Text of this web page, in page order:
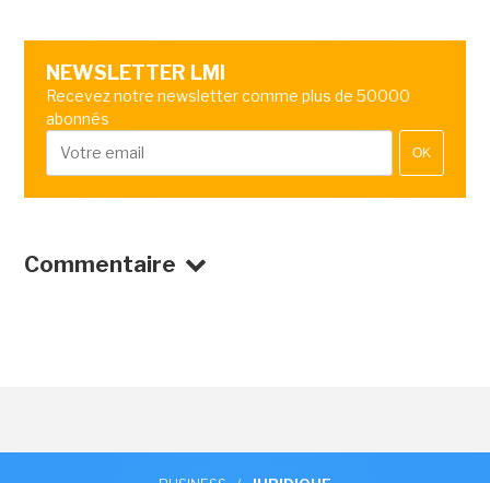
NEWSLETTER LMI
Recevez notre newsletter comme plus de 50000
abonnés
OK
Commentaire